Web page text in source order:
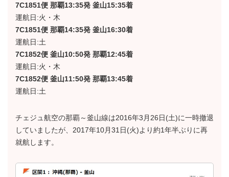
7C1851便 那覇13:35発 釜山15:35着
運航日:火・木
7C1851便 那覇14:35発 釜山16:30着
運航日:土
7C1852便 釜山10:50発 那覇12:45着
運航日:火・木
7C1852便 釜山11:50発 那覇13:45着
運航日:土
チェジュ航空の那覇～釜山線は2016年3月26日(土)に一時撤退
していましたが、2017年10月31日(火)より約1年半ぶりに再
就航します。